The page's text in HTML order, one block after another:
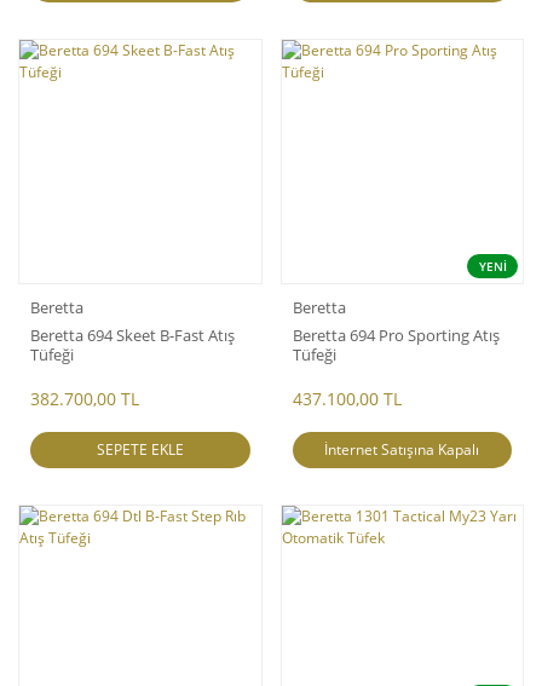
Beretta
Beretta 694 Skeet B-Fast Atış
Tüfeği
382.700,00 TL
SEPETE EKLE
YENİ
Beretta
Beretta 694 Pro Sporting Atış
Tüfeği
437.100,00 TL
İnternet Satışına Kapalı